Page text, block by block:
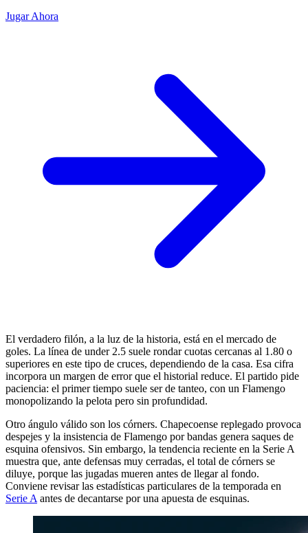
Jugar Ahora
El verdadero filón, a la luz de la historia, está en el mercado de
goles. La línea de under 2.5 suele rondar cuotas cercanas al 1.80 o
superiores en este tipo de cruces, dependiendo de la casa. Esa cifra
incorpora un margen de error que el historial reduce. El partido pide
paciencia: el primer tiempo suele ser de tanteo, con un Flamengo
monopolizando la pelota pero sin profundidad.
Otro ángulo válido son los córners. Chapecoense replegado provoca
despejes y la insistencia de Flamengo por bandas genera saques de
esquina ofensivos. Sin embargo, la tendencia reciente en la Serie A
muestra que, ante defensas muy cerradas, el total de córners se
diluye, porque las jugadas mueren antes de llegar al fondo.
Conviene revisar las estadísticas particulares de la temporada en
Serie A antes de decantarse por una apuesta de esquinas.